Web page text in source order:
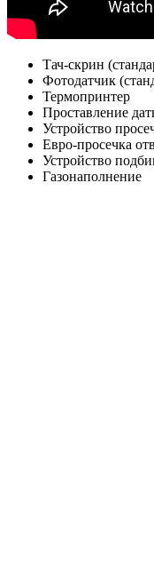
Тач-скрин
Фотодатчик
Термопринтер
Проставление
Устройство
Евро-просечка
Устройство
Газонаполнение